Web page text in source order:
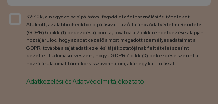
Kérjük, a négyzet bepipálásával fogadd el a felhasználási feltételeket.
Alulírott, az alábbi checkbox pipálásával - az Általános Adatvédelmi Rendelet
(GDPR) 6. cikk (1) bekezdés a) pontja, továbbá a 7. cikk rendelkezése alapján -
hozzájárulok, hogy az adatkezelő a most megadott személyes adataimat a
GDPR, továbbá a saját adatkezelési tájékoztatójának feltételei szerint
kezelje. Tudomásul veszem, hogy a GDPR 7. cikk (3) bekezdése szerint a
hozzájárulásomat bármikor visszavonhatom, akár egy kattintással.
Adatkezelési és Adatvédelmi tájékoztató